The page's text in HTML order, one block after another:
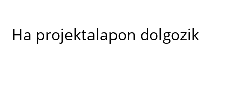
Ha projektalapon dolgozik